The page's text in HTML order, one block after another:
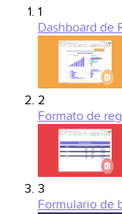
1
Dashboard de
2
Formato de
3
Formulario de